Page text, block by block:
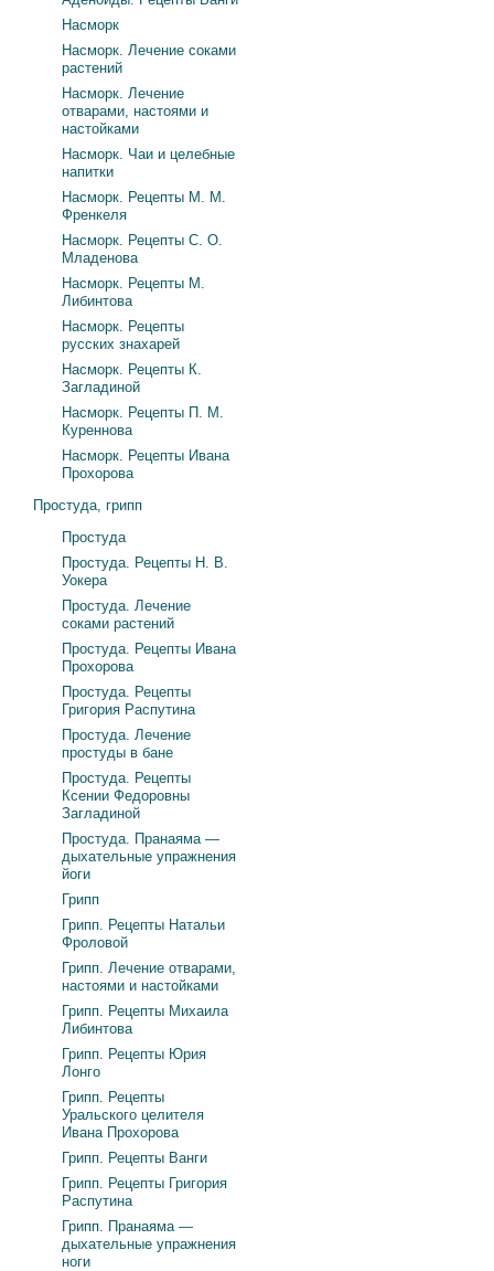
Насморк
Насморк. Лечение соками
растений
Насморк. Лечение
отварами, настоями и
настойками
Насморк. Чаи и целебные
напитки
Насморк. Рецепты М. М.
Френкеля
Насморк. Рецепты С. О.
Младенова
Насморк. Рецепты М.
Либинтова
Насморк. Рецепты
русских знахарей
Насморк. Рецепты К.
Загладиной
Насморк. Рецепты П. М.
Куреннова
Насморк. Рецепты Ивана
Прохорова
Простуда, грипп
Простуда
Простуда. Рецепты Н. В.
Уокера
Простуда. Лечение
соками растений
Простуда. Рецепты Ивана
Прохорова
Простуда. Рецепты
Григория Распутина
Простуда. Лечение
простуды в бане
Простуда. Рецепты
Ксении Федоровны
Загладиной
Простуда. Пранаяма —
дыхательные упражнения
йоги
Грипп
Грипп. Рецепты Натальи
Фроловой
Грипп. Лечение отварами,
настоями и настойками
Грипп. Рецепты Михаила
Либинтова
Грипп. Рецепты Юрия
Лонго
Грипп. Рецепты
Уральского целителя
Ивана Прохорова
Грипп. Рецепты Ванги
Грипп. Рецепты Григория
Распутина
Грипп. Пранаяма —
дыхательные упражнения
ноги